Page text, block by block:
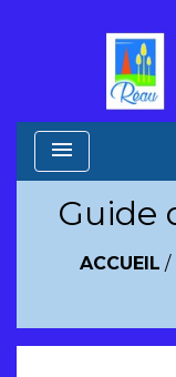
menu
Guide
ACCUEIL /